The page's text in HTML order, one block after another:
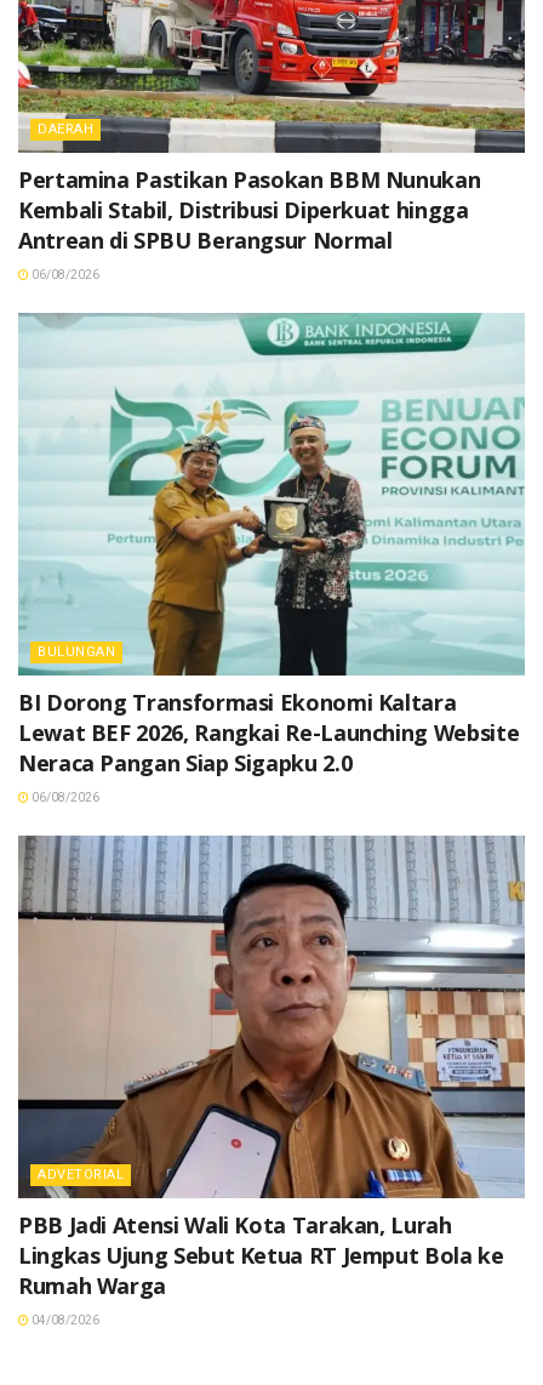
DAERAH
Pertamina Pastikan Pasokan BBM Nunukan
Kembali Stabil, Distribusi Diperkuat hingga
Antrean di SPBU Berangsur Normal
06/08/2026
BULUNGAN
BI Dorong Transformasi Ekonomi Kaltara
Lewat BEF 2026, Rangkai Re-Launching Website
Neraca Pangan Siap Sigapku 2.0
06/08/2026
ADVETORIAL
PBB Jadi Atensi Wali Kota Tarakan, Lurah
Lingkas Ujung Sebut Ketua RT Jemput Bola ke
Rumah Warga
04/08/2026